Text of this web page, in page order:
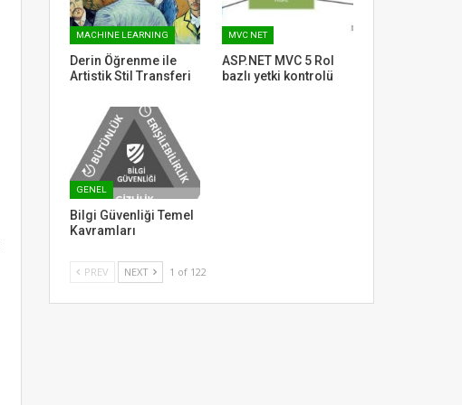
MACHINE LEARNING
Derin Öğrenme ile
Artistik Stil Transferi
MVC NET
ASP.NET MVC 5 Rol
bazlı yetki kontrolü
GENEL
Bilgi Güvenliği Temel
Kavramları
PREV NEXT 1 of 122